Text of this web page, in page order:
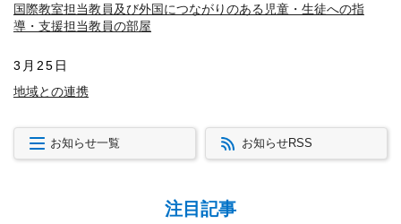
国際教室担当教員及び外国につながりのある児童・生徒への指
導・支援担当教員の部屋
3月25日
地域との連携
お知らせ一覧 お知らせRSS
注目記事